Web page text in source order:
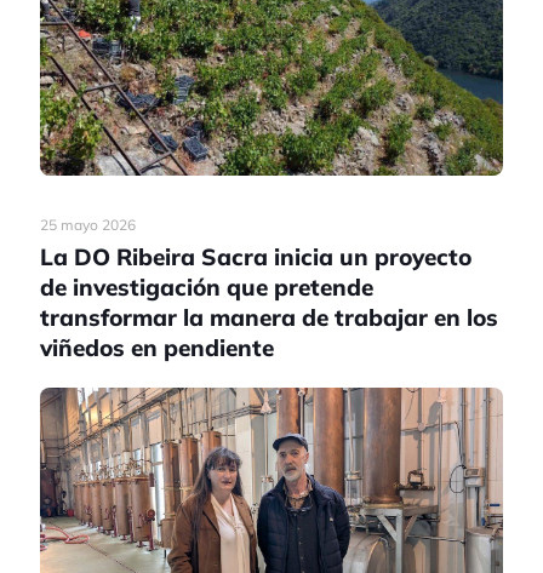
25 mayo 2026
La DO Ribeira Sacra inicia un proyecto
de investigación que pretende
transformar la manera de trabajar en los
viñedos en pendiente